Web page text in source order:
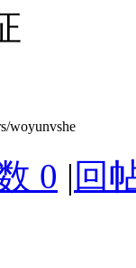
woyunvshe
0 | 回